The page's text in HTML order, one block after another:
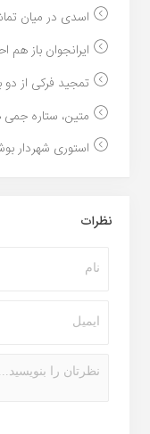
اسدی در میان
ایرانجوان باز هم
تمجید فرکی از
متین، ستاره
استوری شهردار
نظرات